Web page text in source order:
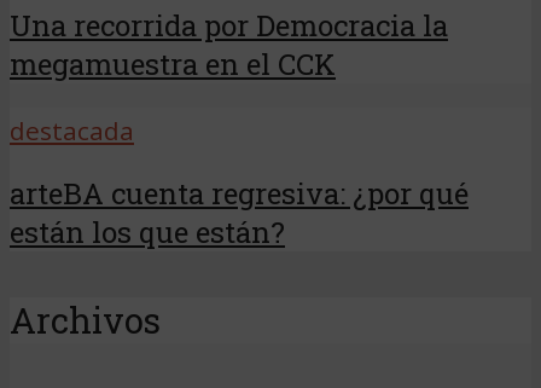
Una recorrida por Democracia la
megamuestra en el CCK
destacada
arteBA cuenta regresiva: ¿por qué
están los que están?
Archivos